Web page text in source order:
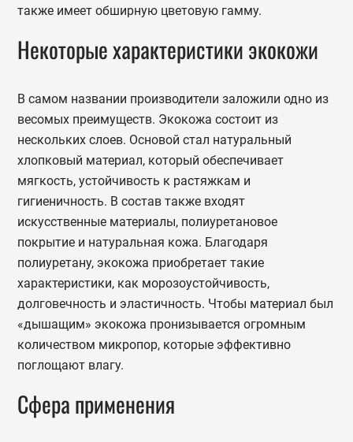
также имеет обширную цветовую гамму.
Некоторые характеристики экокожи
В самом названии производители заложили одно из
весомых преимуществ. Экокожа состоит из
нескольких слоев. Основой стал натуральный
хлопковый материал, который обеспечивает
мягкость, устойчивость к растяжкам и
гигиеничность. В состав также входят
искусственные материалы, полиуретановое
покрытие и натуральная кожа. Благодаря
полиуретану, экокожа приобретает такие
характеристики, как морозоустойчивость,
долговечность и эластичность. Чтобы материал был
«дышащим» экокожа пронизывается огромным
количеством микропор, которые эффективно
поглощают влагу.
Сфера применения